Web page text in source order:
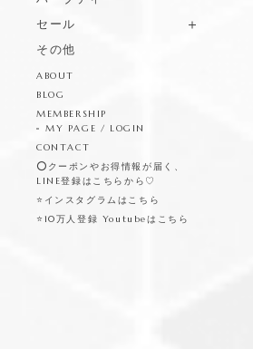
セール
その他
ABOUT
BLOG
MEMBERSHIP
MY PAGE / LOGIN
CONTACT
⭕️クーポンやお得情報が届く、
LINE登録はこちらから♡
⭐️インスタグラムはこちら
⭐️10万人登録 Youtubeはこちら